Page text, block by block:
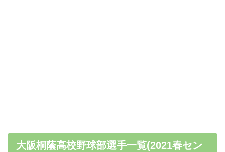
大阪桐蔭高校野球部選手一覧(2021春セン